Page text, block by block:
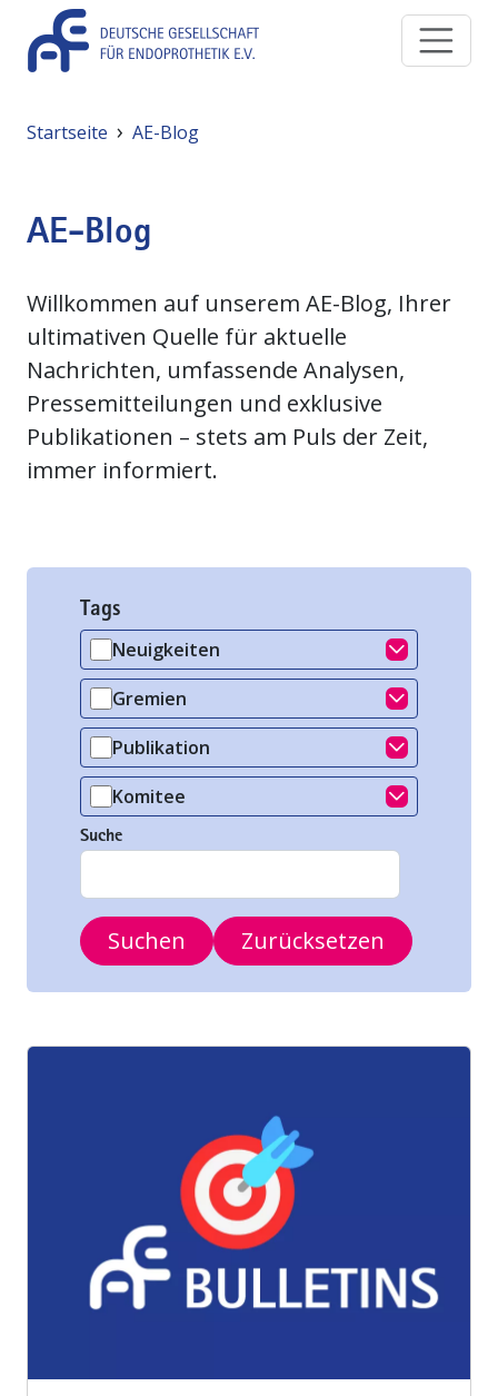
Direkt zum Inhalt
Pfadnavigation
Startseite AE-Blog
AE-Blog
Willkommen auf unserem AE-Blog, Ihrer
ultimativen Quelle für aktuelle
Nachrichten, umfassende Analysen,
Pressemitteilungen und exklusive
Publikationen – stets am Puls der Zeit,
immer informiert.
Tags
Neuigkeiten
Gremien
Publikation
Komitee
Komitee
Suche